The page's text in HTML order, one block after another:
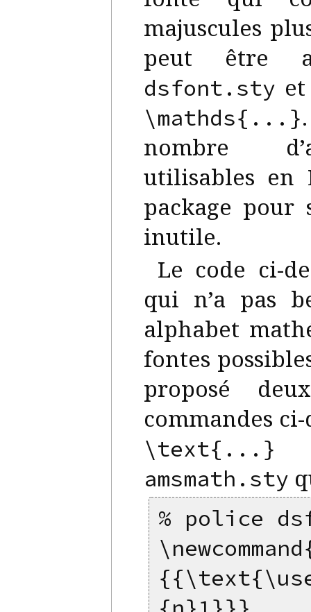
majuscules
peut être
dsfont.sty
\mathds{...}
nombre
utilisables en
package
inutile.
Le code ci-
qui n’a pas
alphabet
fontes
proposé
commandes
\text{...}
amsmath.sty
% police